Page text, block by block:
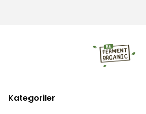
Kategoriler